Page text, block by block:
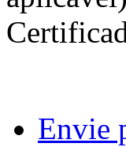
Envie